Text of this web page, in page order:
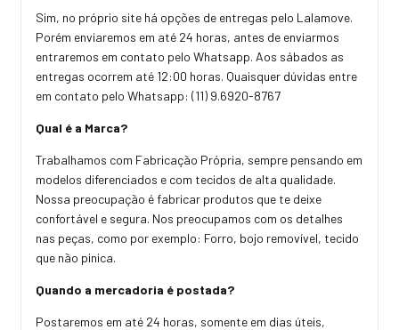
Sim, no próprio site há opções de entregas pelo Lalamove.
Porém enviaremos em até 24 horas, antes de enviarmos
entraremos em contato pelo Whatsapp. Aos sábados as
entregas ocorrem até 12:00 horas. Quaisquer dúvidas entre
em contato pelo Whatsapp: (11) 9.6920-8767
Qual é a Marca?
Trabalhamos com Fabricação Própria, sempre pensando em
modelos diferenciados e com tecidos de alta qualidade.
Nossa preocupação é fabricar produtos que te deixe
confortável e segura. Nos preocupamos com os detalhes
nas peças, como por exemplo: Forro, bojo removível, tecido
que não pinica.
Quando a mercadoria é postada?
Postaremos em até 24 horas, somente em dias úteis,